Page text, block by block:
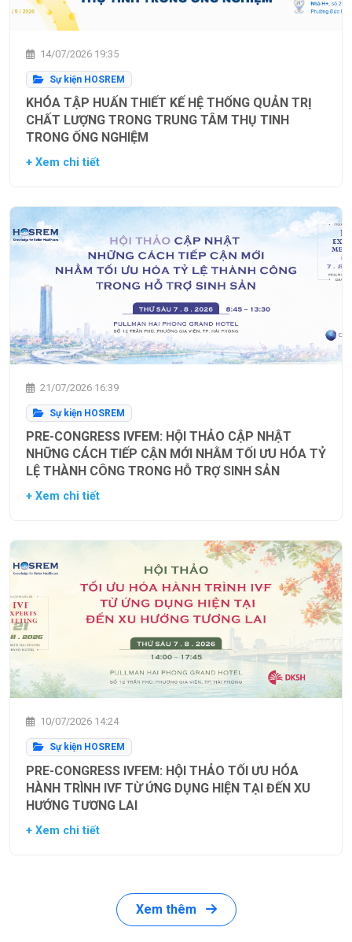
14/07/2026 19:35
Sự kiện HOSREM
KHÓA TẬP HUẤN THIẾT KẾ HỆ THỐNG QUẢN TRỊ
CHẤT LƯỢNG TRONG TRUNG TÂM THỤ TINH
TRONG ỐNG NGHIỆM
+ Xem chi tiết
21/07/2026 16:39
Sự kiện HOSREM
PRE-CONGRESS IVFEM: HỘI THẢO CẬP NHẬT
NHỮNG CÁCH TIẾP CẬN MỚI NHẰM TỐI ƯU HÓA TỶ
LỆ THÀNH CÔNG TRONG HỖ TRỢ SINH SẢN
+ Xem chi tiết
10/07/2026 14:24
Sự kiện HOSREM
PRE-CONGRESS IVFEM: HỘI THẢO TỐI ƯU HÓA
HÀNH TRÌNH IVF TỪ ỨNG DỤNG HIỆN TẠI ĐẾN XU
HƯỚNG TƯƠNG LAI
+ Xem chi tiết
Xem thêm